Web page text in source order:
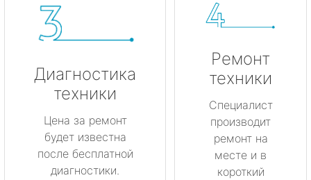
Диагностика
техники
Цена за ремонт
будет известна
после бесплатной
диагностики.
Ремонт
техники
Специалист
производит
ремонт на
месте и в
короткий